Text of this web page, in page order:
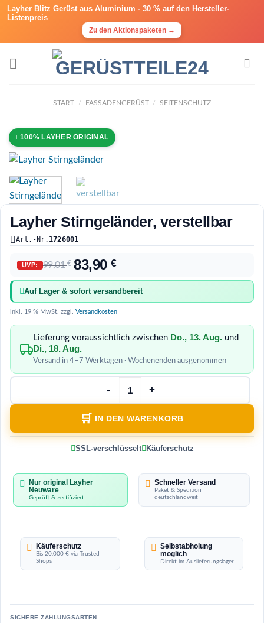
Layher Blitz Gerüst aus Aluminium - 30 % auf den Hersteller-
Listenpreis
Zu den Aktionspaketen →
START / FASSADENGERÜST / SEITENSCHUTZ
100% LAYHER ORIGINAL
Layher Stirngeländer, verstellbar
Art.-Nr. 1726001
UVP: 99,01€ 83,90€
Auf Lager & sofort versandbereit
inkl. 19 % MwSt. zzgl. Versandkosten
Lieferung voraussichtlich zwischen Do., 13. Aug. und
Di., 18. Aug.
Versand in 4–7 Werktagen · Wochenenden ausgenommen
IN DEN WARENKORB
SSL-verschlüsselt Käuferschutz
Nur original Layher
Neuware
Geprüft & zertifiziert
Schneller Versand
Paket & Spedition
deutschlandweit
Käuferschutz
Bis 20.000 € via Trusted
Shops
Selbstabholung
möglich
Direkt im Auslieferungslager